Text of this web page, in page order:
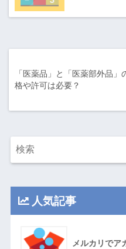
「医薬品」と「医薬部外品」
格や許可は必要？
人気記事
メルカリでア